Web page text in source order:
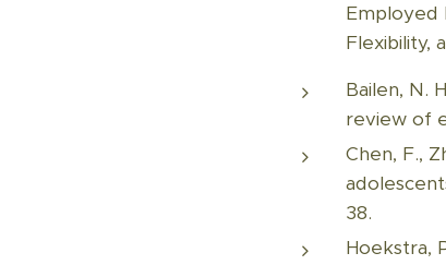
Employed
Flexibility,
Bailen, N.
review of
Chen, F.,
38.
Hoekstra,